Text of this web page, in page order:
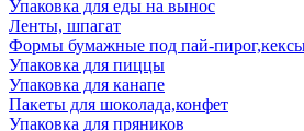
Упаковка для еды на вынос
Ленты, шпагат
Формы бумажные под пай-
Упаковка для пиццы
Упаковка для канапе
Пакеты для шоколада,конфет
Упаковка для пряников